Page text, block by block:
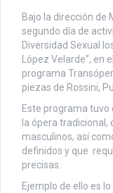
Bajo la dirección de
segundo día de
Diversidad Sexual
López Velarde”, en
programa
piezas de Rossini,
Este programa tuvo
la ópera tradicional,
masculinos, así
definidos y que
precisas.
Ejemplo de ello es